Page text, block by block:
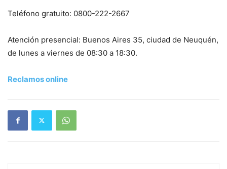
Teléfono gratuito: 0800-222-2667
Atención presencial: Buenos Aires 35, ciudad de Neuquén,
de lunes a viernes de 08:30 a 18:30.
Reclamos online